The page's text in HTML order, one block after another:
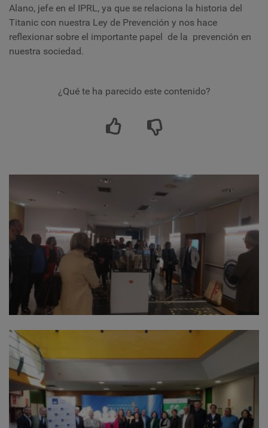
Alano, jefe en el IPRL, ya que se relaciona la historia del
Titanic con nuestra Ley de Prevención y nos hace
reflexionar sobre el importante papel de la prevención en
nuestra sociedad.
¿Qué te ha parecido este contenido?